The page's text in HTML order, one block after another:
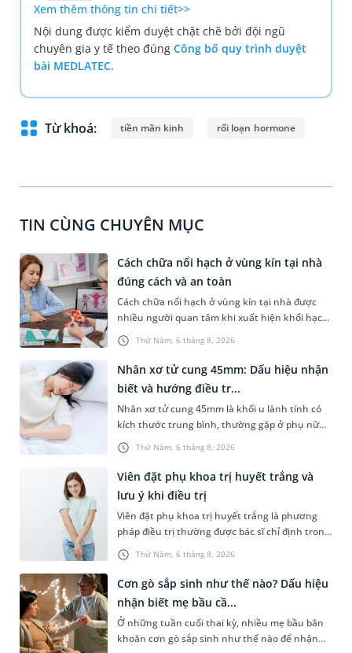
Xem thêm thông tin chi tiết>>
Nội dung được kiểm duyệt chặt chẽ bởi đội ngũ
chuyên gia y tế theo đúng Công bố quy trình duyệt
bài MEDLATEC.
Từ khoá: tiền mãn kinh rối loạn hormone
TIN CÙNG CHUYÊN MỤC
Thứ Năm, 6 tháng 8, 2026
Cách chữa nổi hạch ở vùng kín tại nhà
đúng cách và an toàn
Cách chữa nổi hạch ở vùng kín tại nhà được
nhiều người quan tâm khi xuất hiện khối hạch
nhỏ ở vùng bẹn hoặc cơ quan sinh dục. Nếu
hạch mới xuất hiện, kích thước nhỏ và chưa
kèm dấu hiệu bất thường, áp dụng biện pháp
chăm sóc phù hợp có thể góp phần làm giảm
cảm giác khó chịu. Tuy nhiên, không phải
trường hợp nào cũng có thể tự điều trị. Việc
nhận biết khi nào cần theo dõi tại nhà và khi
nào nên đi khám sẽ giúp xử trí đúng cách,
Thứ Năm, 6 tháng 8, 2026
Nhân xơ tử cung 45mm: Dấu hiệu nhận
biết và hướng điều tr...
Nhân xơ tử cung 45mm là khối u lành tính có
kích thước trung bình, thường gặp ở phụ nữ
trong độ tuổi sinh sản. Mặc dù không phải
trường hợp nào cũng xuất hiện triệu chứng,
nhưng nếu khối u phát triển hoặc nằm ở vị trí
bất lợi, người bệnh có thể gặp nhiều ảnh
hưởng đến sinh hoạt, sức khỏe sinh sản và
chất lượng cuộc sống.
Thứ Năm, 6 tháng 8, 2026
Viên đặt phụ khoa trị huyết trắng và
lưu ý khi điều trị
Viên đặt phụ khoa trị huyết trắng là phương
pháp điều trị thường được bác sĩ chỉ định trong
các trường hợp huyết trắng bất thường do
viêm nhiễm phụ khoa. Tuy nhiên, không phải
trường hợp nào cũng có thể tự ý sử dụng
thuốc mà cần xác định đúng nguyên nhân gây
bệnh để điều trị phù hợp. Bài viết dưới đây sẽ
giúp bạn hiểu rõ nguyên nhân gây huyết trắng
bất thường, khi nào cần sử dụng viên đặt phụ
Cơn gò sắp sinh như thế nào? Dấu hiệu
nhận biết mẹ bầu cầ...
Ở những tuần cuối thai kỳ, nhiều mẹ bầu băn
khoăn cơn gò sắp sinh như thế nào để nhận